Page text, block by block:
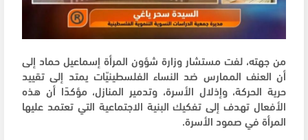
من جهته، لفت مستشار وزارة شؤون المرأة إسماعيل حماد إلى
أن العنف الممارس ضد النساء الفلسطينيّات يمتد إلى تقييد
حرية الحركة، وإذلال الأسرة، وتدمير المنازل، مؤكدًا أن هذه
الأفعال تهدف إلى تفكيك البنية الاجتماعية التي تعتمد عليها
المرأة في صمود الأسرة.